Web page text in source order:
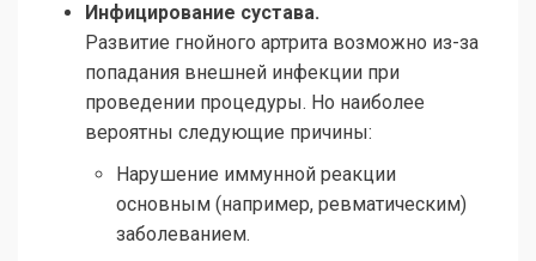
Инфицирование сустава.
Развитие гнойного артрита возможно из-за
попадания внешней инфекции при
проведении процедуры. Но наиболее
вероятны следующие причины:
Нарушение иммунной реакции
основным (например, ревматическим)
заболеванием.